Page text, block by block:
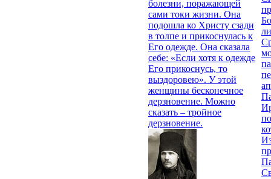
болезни, поражающей
сами токи жизни. Она
подошла ко Христу сзади
в толпе и прикоснулась к
Его одежде. Она сказала
себе: «Если хотя к одежде
Его прикоснусь, то
выздоровею». У этой
женщины бесконечное
дерзновение. Можно
сказать – тройное
дерзновение.